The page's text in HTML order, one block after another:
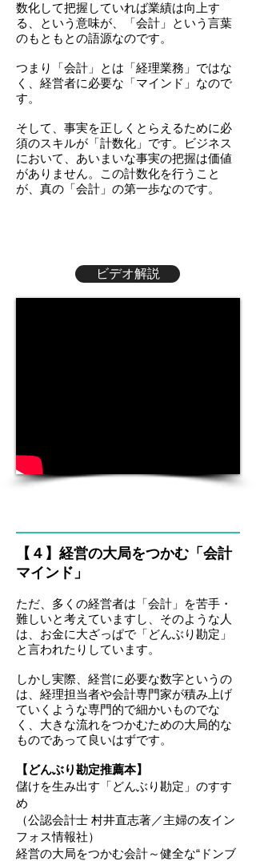
数化して把握していれば業績は向上す
る、という意味が、「会計」という言葉
のもともとの語源なのです。
つまり「会計」とは「経理業務」ではな
く、経営者に必要な「マインド」なので
す。
そして、事実を正しくとらえるために必
須のスキルが「計数化」です。ビジネス
において、あいまいな事実の把握は価値
がありません。この計数化を行うこと
が、真の「会計」の第一歩なのです。
ビデオ解説
【４】経営の大局をつかむ「会計
マインド」
ただ、多くの経営者は「会計」を苦手・
難しいと考えていますし、そのような人
は、お金に大ざっぱで「どんぶり勘定」
と言われたりしています。
しかし実際、経営に必要な数字というの
は、経理担当者や会計専門家が積み上げ
ていくような専門的で細かいものでな
く、大きな流れをつかむための大局的な
ものであって良いはずです。
【どんぶり勘定推薦本】
儲けを生み出す「どんぶり勘定」のすす
め
（公認会計士 村井直志著／主婦の友イン
フォス情報社）
経営の大局をつかむ会計～健全な“ドンブ